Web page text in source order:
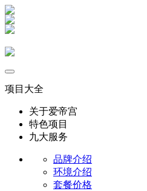
项目大全
关于爱帝宫
特色项目
九大服务
品牌介绍
环境介绍
套餐价格